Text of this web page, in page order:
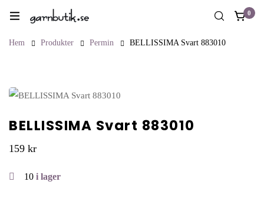
0
Hem Produkter Permin BELLISSIMA Svart 883010
BELLISSIMA Svart 883010
159 kr
10 i lager